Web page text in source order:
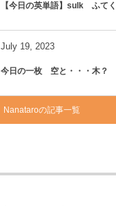
【今日の英単語】sulk ふて
July 19, 2023
今日の一枚 空と・・・木？
Nanataroの記事一覧